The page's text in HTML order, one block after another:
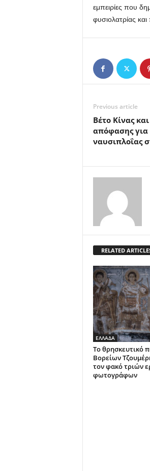
εμπειρίες που
φυσιολατρίας και
Previous article
Βέτο Κίνας
απόφασης για
ναυσιπλοΐας
RELATED
ΕΛΛΑΔΑ
Το θρησκευτικό
Βορείων
τον φακό τριών
φωτογράφων